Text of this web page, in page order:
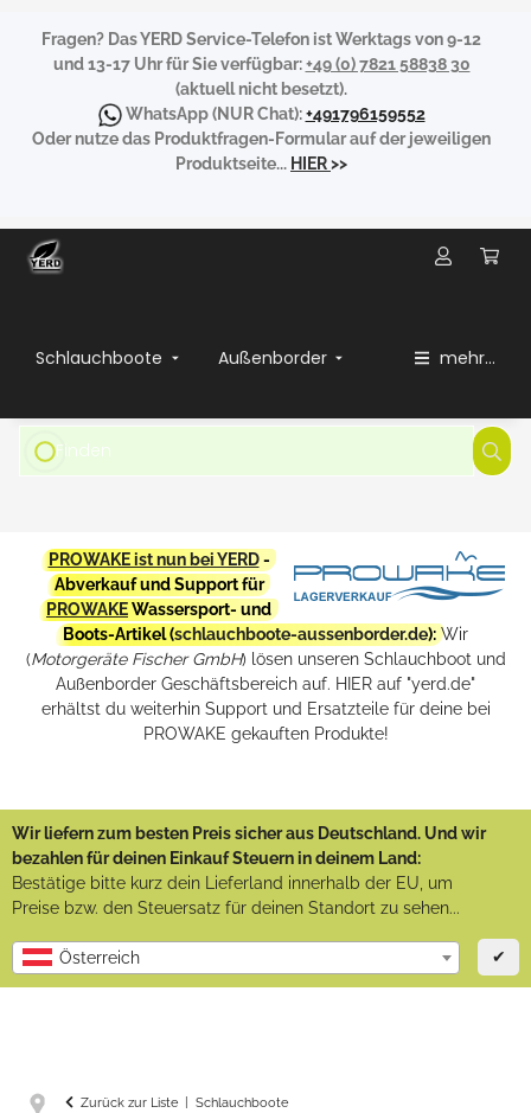
Fragen? Das YERD Service-Telefon ist Werktags von 9-12
und 13-17 Uhr für Sie verfügbar:+49 (0) 7821 58838 30
(aktuell nicht besetzt).
WhatsApp(NUR Chat):+491796159552
Oder nutze das Produktfragen-Formular auf der jeweiligen
Produktseite... HIER>>
Schlauchboote Außenborder mehr...
PROWAKE ist nun bei YERD-
Abverkauf und Support für
PROWAKEWassersport- und
Boots-Artikel (schlauchboote-aussenborder.de): Wir
(Motorgeräte Fischer GmbH) lösen unseren Schlauchboot und
Außenborder Geschäftsbereich auf. HIER auf "yerd.de"
erhältst du weiterhin Support und Ersatzteile für deine bei
PROWAKE gekauften Produkte!
Wir liefern zum besten Preis sicher aus Deutschland. Und wir
bezahlen für deinen Einkauf Steuern in deinem Land:
Bestätige bitte kurz dein Lieferland innerhalb der EU, um
Preise bzw. den Steuersatz für deinen Standort zu sehen...
Österreich ✔
Zurück zur Liste Schlauchboote